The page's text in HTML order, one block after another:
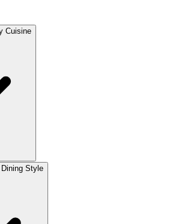
Cuisine
Style